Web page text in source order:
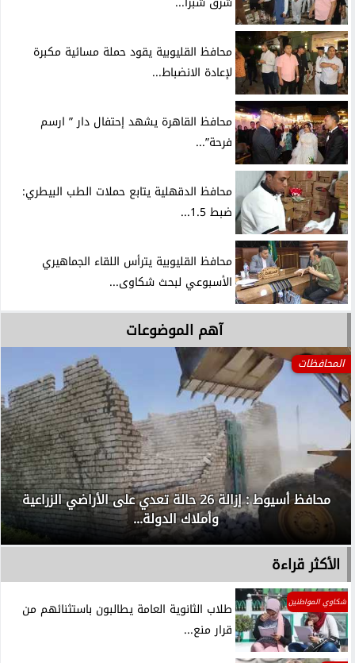
محافظ القليوبية يقود حملة مسائية مكبرة
لإعادة الانضباط...
محافظ القاهرة يشهد إحتفال دار ” ارسم
فرحة”...
محافظ الدقهلية يتابع حملات الطب البيطري:
ضبط 1.5...
محافظ القليوبية يترأس اللقاء الجماهيري
الأسبوعي لبحث شكاوى...
آهم الموضوعات
المحافظات
محافظ أسيوط : إزالة 26 حالة تعدي على الأراضي الزراعية
وأملاك الدولة...
الأكثر قراءة
شكاوي المواطنين
طلاب الثانوية العامة يطالبون باستثنائهم من
قرار منع...